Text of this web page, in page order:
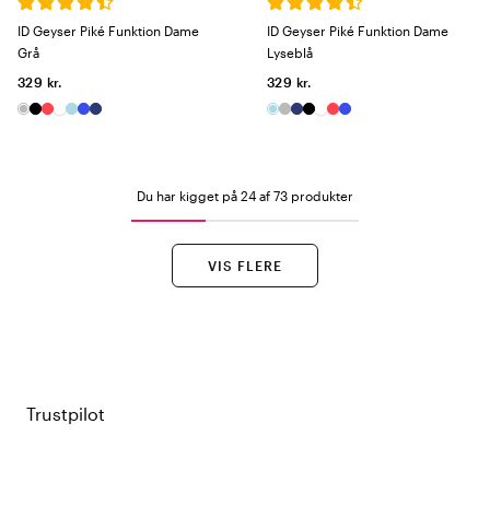
ID Geyser Piké Funktion Dame
Grå
329 kr.
ID Geyser Piké Funktion Dame
Lyseblå
329 kr.
Du har kigget på 24 af 73 produkter
VIS FLERE
Trustpilot